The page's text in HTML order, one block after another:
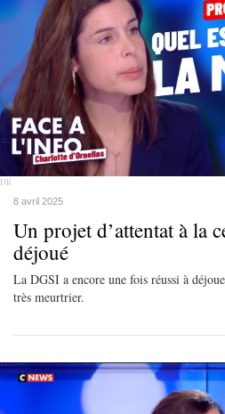
DR
8 avril 2025
Un projet d’attentat à la
déjoué
La DGSI a encore une fois réussi à
très meurtrier.